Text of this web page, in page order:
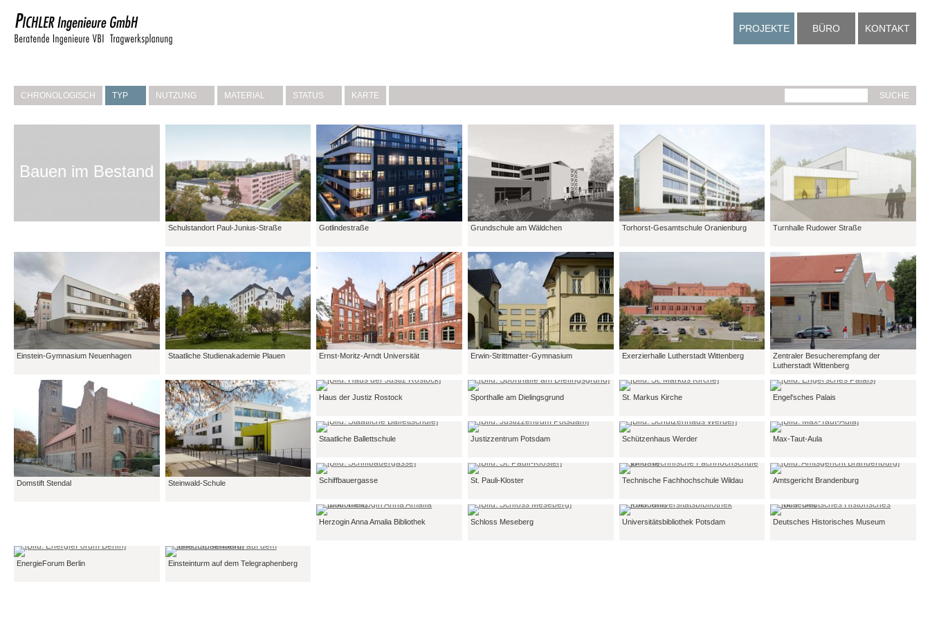
PROJEKTE
CHRONOLOGISCH TYP NUTZUNG MATERIAL STATUS KARTE
BÜRO KONTAKT
Bauen im Bestand
Schulstandort Paul-Junius-Straße Gotlindestraße Grundschule am Wäldchen Torhorst-Gesamtschule Oranienburg Turnhalle Rudower Straße
Einstein-Gymnasium Neuenhagen Staatliche Studienakademie Plauen Ernst-Moritz-Arndt Universität Erwin-Strittmatter-Gymnasium Exerzierhalle Lutherstadt Wittenberg
Zentraler Besucherempfang der
Lutherstadt Wittenberg
Domstift Stendal Steinwald-Schule
Haus der Justiz Rostock Sporthalle am Dielingsgrund St. Markus Kirche Engel'sches Palais
Staatliche Ballettschule Justizzentrum Potsdam Schützenhaus Werder Max-Taut-Aula
Schiffbauergasse St. Pauli-Kloster Technische Fachhochschule Wildau Amtsgericht Brandenburg
Herzogin Anna Amalia Bibliothek Schloss Meseberg Universitätsbibliothek Potsdam Deutsches Historisches Museum
EnergieForum Berlin Einsteinturm auf dem Telegraphenberg